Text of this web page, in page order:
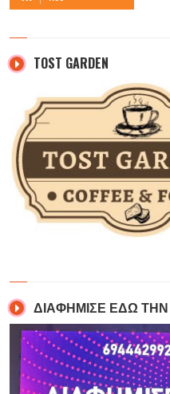
TOST GARDEN
ΔΙΑΦΗΜΙΣΕ ΕΔΩ ΤΗΝ